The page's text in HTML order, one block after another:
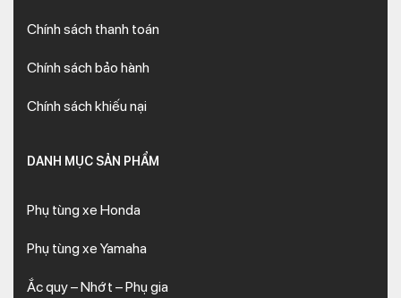
Chính sách thanh toán
Chính sách bảo hành
Chính sách khiếu nại
DANH MỤC SẢN PHẨM
Phụ tùng xe Honda
Phụ tùng xe Yamaha
Ắc quy – Nhớt – Phụ gia